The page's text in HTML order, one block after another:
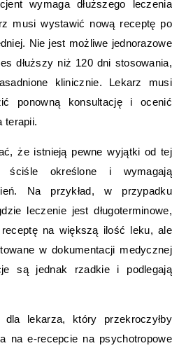
wymaga dłuższego leczenia
musi wystawić nową receptę po
Nie jest możliwe jednorazowe
dłuższy niż 120 dni stosowania,
klinicznie. Lekarz musi
ponowną konsultację i ocenić
terapii.
że istnieją pewne wyjątki od tej
określone i wymagają
Na przykład, w przypadku
leczenie jest długoterminowe,
na większą ilość leku, ale
w dokumentacji medycznej
są jednak rzadkie i podlegają
dla lekarza, który przekroczyłby
na e-recepcie na psychotropowe